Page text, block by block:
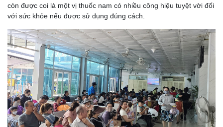
còn được coi là một vị thuốc nam có nhiều công hiệu tuyệt vời đối
với sức khỏe nếu được sử dụng đúng cách.